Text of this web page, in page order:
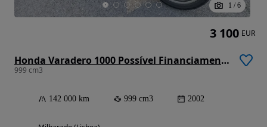
1 / 6
Honda Varadero 1000 Possível Financiamento
999 cm3
142 000 km 999 cm3 2002
3 100 EUR